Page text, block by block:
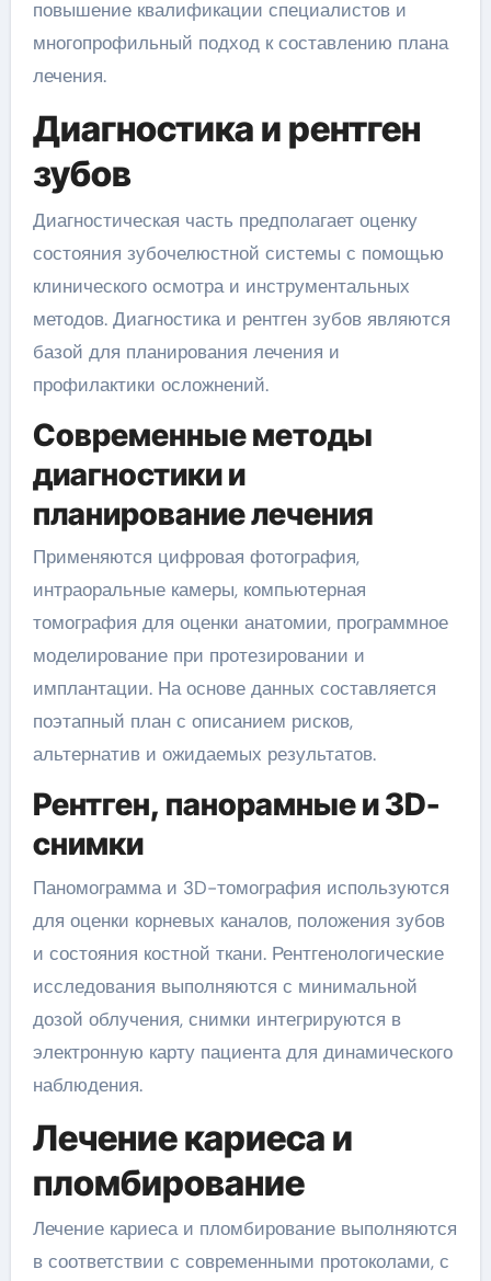
повышение квалификации специалистов и
многопрофильный подход к составлению плана
лечения.
Диагностика и рентген
зубов
Диагностическая часть предполагает оценку
состояния зубочелюстной системы с помощью
клинического осмотра и инструментальных
методов. Диагностика и рентген зубов являются
базой для планирования лечения и
профилактики осложнений.
Современные методы
диагностики и
планирование лечения
Применяются цифровая фотография,
интраоральные камеры, компьютерная
томография для оценки анатомии, программное
моделирование при протезировании и
имплантации. На основе данных составляется
поэтапный план с описанием рисков,
альтернатив и ожидаемых результатов.
Рентген, панорамные и 3D-
снимки
Паномограмма и 3D-томография используются
для оценки корневых каналов, положения зубов
и состояния костной ткани. Рентгенологические
исследования выполняются с минимальной
дозой облучения, снимки интегрируются в
электронную карту пациента для динамического
наблюдения.
Лечение кариеса и
пломбирование
Лечение кариеса и пломбирование выполняются
в соответствии с современными протоколами, с